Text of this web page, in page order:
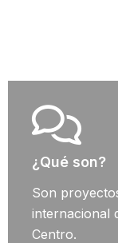
¿Qué son?
Son
internacional
Centro.